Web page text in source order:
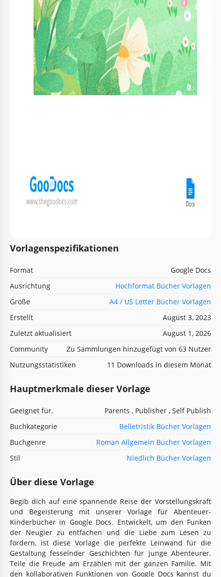
Vorlagenspezifikationen
Format
Google Docs
Ausrichtung
Hochformat Bücher Vorlagen
Größe
A4 / US Letter Bücher Vorlagen
Erstellt
August 3, 2023
Zuletzt aktualisiert
August 1, 2026
Community
Zu Sammlungen hinzugefügt von 63 Nutzer
Nutzungsstatistiken
11 Downloads in diesem Monat
Hauptmerkmale dieser Vorlage
Geeignet für.
Parents , Publisher , Self Publish
Buchkategorie
Belletristik Bücher Vorlagen
Buchgenre
Roman Allgemein Bücher Vorlagen
Stil
Niedlich Bücher Vorlagen
Über diese Vorlage
Begib dich auf eine spannende Reise der Vorstellungskraft
und Begeisterung mit unserer Vorlage für Abenteuer-
Kinderbücher in Google Docs. Entwickelt, um den Funken
der Neugier zu entfachen und die Liebe zum Lesen zu
fördern, ist diese Vorlage die perfekte Leinwand für die
Gestaltung fesselnder Geschichten für junge Abenteurer.
Teile die Freude am Erzählen mit der ganzen Familie. Mit
den kollaborativen Funktionen von Google Docs kannst du